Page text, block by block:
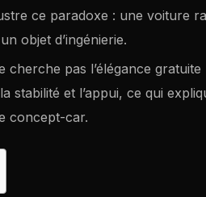
ce paradoxe : une voiture
objet d’ingénierie.
cherche pas l’élégance
stabilité et l’appui, ce qui
concept-car.